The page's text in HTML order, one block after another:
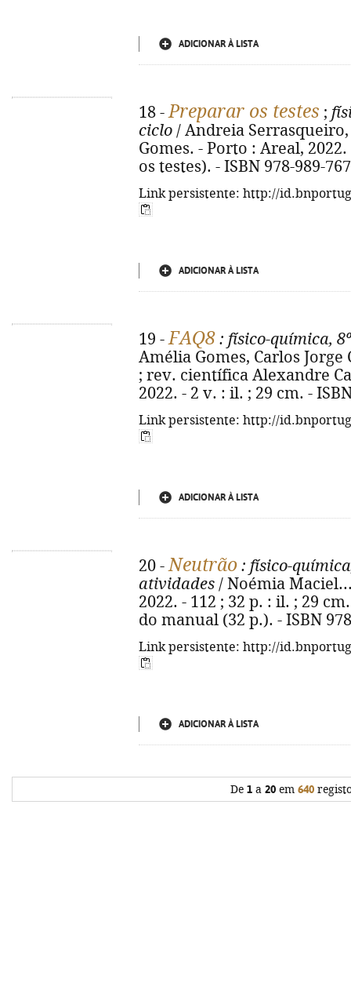
ADICIONAR À LISTA
18 -Preparar os testes ;
ciclo / Andreia
Gomes. - Porto : Areal,
os testes). - ISBN 978-989-
Link persistente: http://
ADICIONAR À LISTA
19 -FAQ8 : físico-química,
Amélia Gomes, Carlos
; rev. científica Alexandre
2022. - 2 v. : il. ; 29 cm. -
Link persistente: http://
ADICIONAR À LISTA
20 -Neutrão : físico-
atividades / Noémia
2022. - 112 ; 32 p. : il. ; 29
do manual (32 p.). - ISBN
Link persistente: http://
ADICIONAR À LISTA
De 1 a 20 em 640